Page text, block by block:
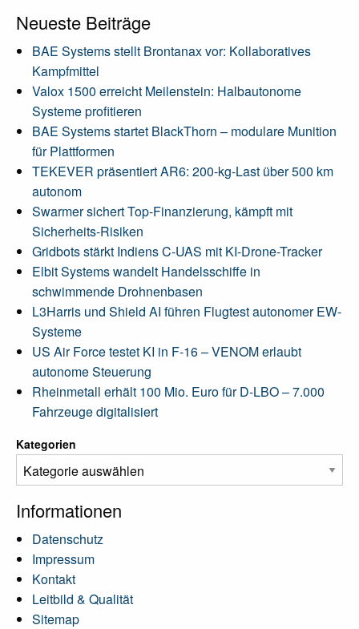
Neueste Beiträge
BAE Systems stellt Brontanax vor: Kollaboratives
Kampfmittel
Valox 1500 erreicht Meilenstein: Halbautonome
Systeme profitieren
BAE Systems startet BlackThorn – modulare Munition
für Plattformen
TEKEVER präsentiert AR6: 200-kg-Last über 500 km
autonom
Swarmer sichert Top-Finanzierung, kämpft mit
Sicherheits-Risiken
Gridbots stärkt Indiens C-UAS mit KI-Drone-Tracker
Elbit Systems wandelt Handelsschiffe in
schwimmende Drohnenbasen
L3Harris und Shield AI führen Flugtest autonomer EW-
Systeme
US Air Force testet KI in F-16 – VENOM erlaubt
autonome Steuerung
Rheinmetall erhält 100 Mio. Euro für D-LBO – 7.000
Fahrzeuge digitalisiert
Kategorien
Informationen
Datenschutz
Impressum
Kontakt
Leitbild & Qualität
Sitemap